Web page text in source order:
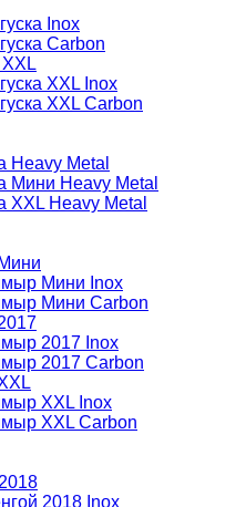
Inox
Carbon
XXL
XXL Inox
XXL Carbon
Heavy Metal
Мини Heavy Metal
XXL Heavy Metal
Мини Inox
Мини Carbon
2017 Inox
2017 Carbon
XXL Inox
XXL Carbon
2018 Inox